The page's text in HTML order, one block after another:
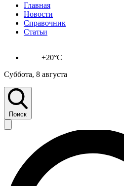
Главная
Новости
Справочник
Статьи
+20°C
Суббота, 8 августа
Поиск